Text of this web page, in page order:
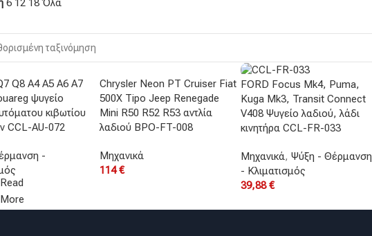
6 12 18Όλα
Q8 A4 A5 A6 A7
ψυγείο
κιβωτίου
CCL-AU-072
-
Chrysler Neon PT Cruiser Fiat
500X Tipo Jeep Renegade
Mini R50 R52 R53 αντλία
λαδιού BPO-FT-008
Μηχανικά
114 €
FORD Focus Mk4, Puma,
Kuga Mk3, Transit Connect
V408 Ψυγείο λαδιού, λάδι
κινητήρα CCL-FR-033
Μηχανικά, Ψύξη - Θέρμανση
- Κλιματισμός
39,88 €
Read
More